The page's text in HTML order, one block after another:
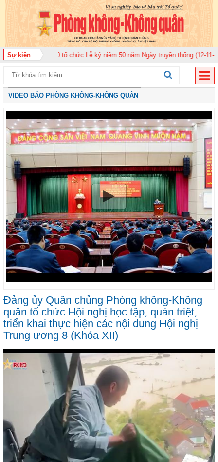
Sự kiện
920 tổ chức Lễ kỷ niệm 50 năm Ngày truyền thống (12-11-1975/12-11-
VIDEO BÁO PHÒNG KHÔNG-KHÔNG QUÂN
Đảng ủy Quân chủng Phòng không-Không
quân tổ chức Hội nghị học tập, quán triệt,
triển khai thực hiện các nội dung Hội nghị
Trung ương 8 (Khóa XII)